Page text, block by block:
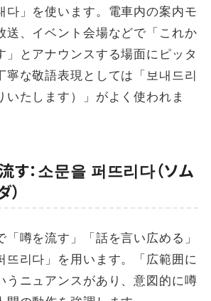
다」を使います。電車内の案内モ
送、イベント会場などで「これか
」とアナウンスする場面にピッタ
寧な敬語表現としては「보내드리
いたします）」がよく使われま
す：소문을 퍼뜨리다（ソム
噂を流す」「話を言い広める」
뜨리다」を用います。「広範囲に
うニュアンスがあり、意図的に噂